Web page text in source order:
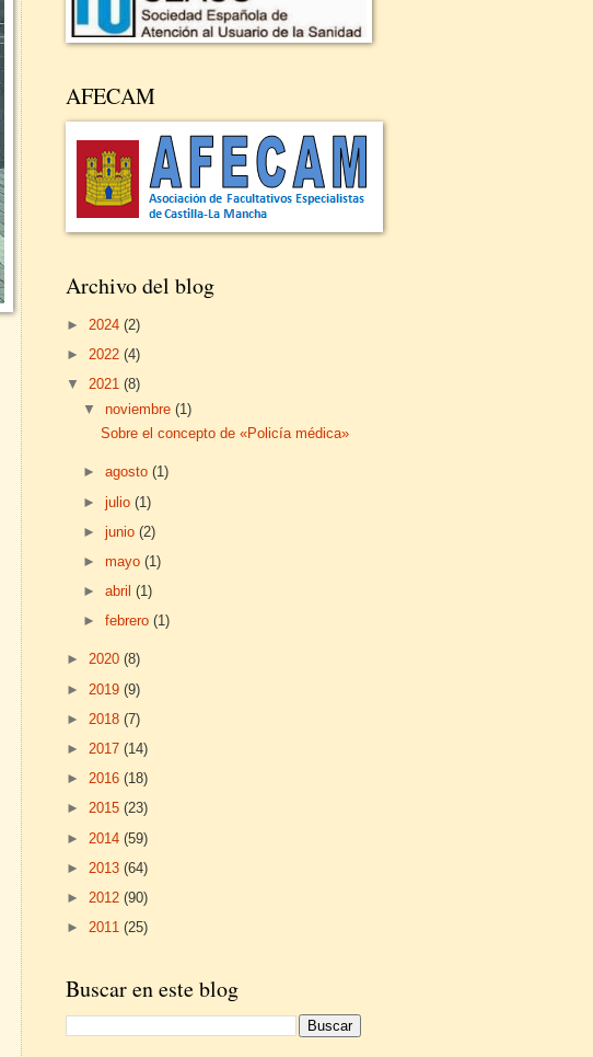
AFECAM
Archivo del blog
► 2024 (2)
► 2022 (4)
▼ 2021 (8)
▼noviembre(1)
Sobre el concepto de «Policía médica»
►agosto(1)
►julio(1)
►junio(2)
►mayo(1)
►abril(1)
►febrero(1)
► 2020 (8)
► 2019 (9)
► 2018 (7)
► 2017 (14)
► 2016 (18)
► 2015 (23)
► 2014 (59)
► 2013 (64)
► 2012 (90)
► 2011 (25)
Buscar en este blog